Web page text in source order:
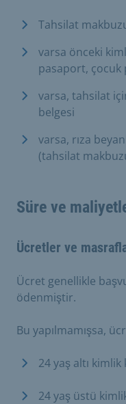
Tahsilat
varsa önceki
pasaport, çocuk
varsa, tahsilat
belgesi
varsa, rıza
(tahsilat
Süre ve
Ücretler ve
Ücret genellikle
ödenmiştir.
Bu yapılmamışsa,
24 yaş altı kimlik
24 yaş üstü